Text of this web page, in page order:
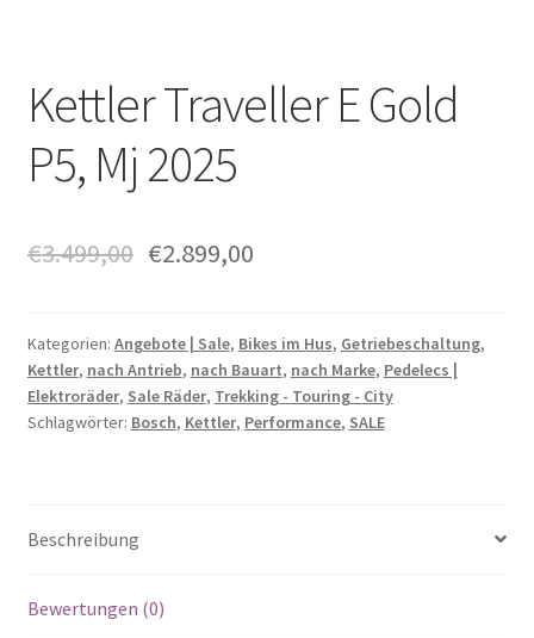
Kettler Traveller E Gold
P5, Mj 2025
€3.499,00 €2.899,00
Kategorien: Angebote | Sale, Bikes im Hus, Getriebeschaltung,
Kettler, nach Antrieb, nach Bauart, nach Marke, Pedelecs |
Elektroräder, Sale Räder, Trekking - Touring - City
Schlagwörter: Bosch, Kettler, Performance, SALE
Beschreibung
Bewertungen (0)